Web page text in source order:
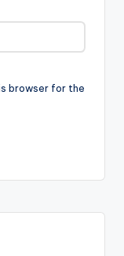
browser for the